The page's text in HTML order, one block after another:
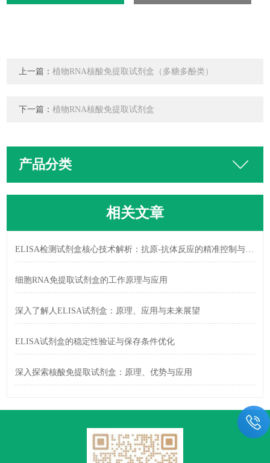
上一篇：植物RNA核酸免提取试剂盒（多糖多酚类）
下一篇：植物RNA核酸免提取试剂盒
产品分类
相关文章
ELISA检测试剂盒核心技术解析：抗原-抗体反应的精准控制与信号放大策略
细胞RNA免提取试剂盒的工作原理与应用
深入了解人ELISA试剂盒：原理、应用与未来展望
ELISA试剂盒的稳定性验证与保存条件优化
深入探索核酸免提取试剂盒：原理、优势与应用